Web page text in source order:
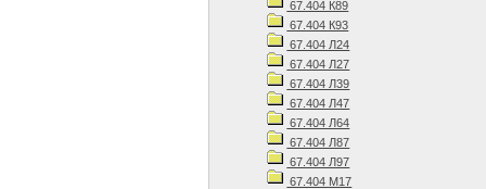
67.404 К89
67.404 К93
67.404 Л24
67.404 Л27
67.404 Л39
67.404 Л47
67.404 Л64
67.404 Л87
67.404 Л97
67.404 М17